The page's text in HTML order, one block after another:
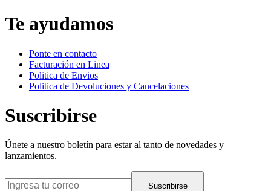
Te ayudamos
Ponte en contacto
Facturación en Linea
Politica de Envios
Politica de Devoluciones y Cancelaciones
Suscribirse
Únete a nuestro boletín para estar al tanto de novedades y
lanzamientos.
Suscribirse